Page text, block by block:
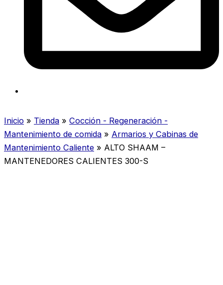
Inicio » Tienda » Cocción - Regeneración -
Mantenimiento de comida » Armarios y Cabinas de
Mantenimiento Caliente » ALTO SHAAM –
MANTENEDORES CALIENTES 300-S